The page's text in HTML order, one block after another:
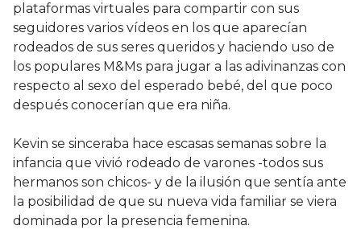
plataformas virtuales para compartir con sus
seguidores varios vídeos en los que aparecían
rodeados de sus seres queridos y haciendo uso de
los populares M&Ms para jugar a las adivinanzas con
respecto al sexo del esperado bebé, del que poco
después conocerían que era niña.
Kevin se sinceraba hace escasas semanas sobre la
infancia que vivió rodeado de varones -todos sus
hermanos son chicos- y de la ilusión que sentía ante
la posibilidad de que su nueva vida familiar se viera
dominada por la presencia femenina.